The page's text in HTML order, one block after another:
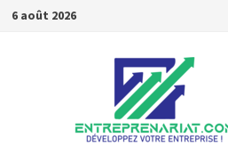
6 août 2026